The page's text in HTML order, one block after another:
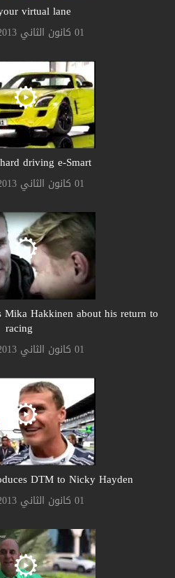
virtual lane
01 كانون الثاني 2013, 12:00 ص
driving e-Smart
01 كانون الثاني 2013, 12:00 ص
Hakkinen about his return to
racing
01 كانون الثاني 2013, 12:00 ص
DTM to Nicky Hayden
01 كانون الثاني 2013, 12:00 ص